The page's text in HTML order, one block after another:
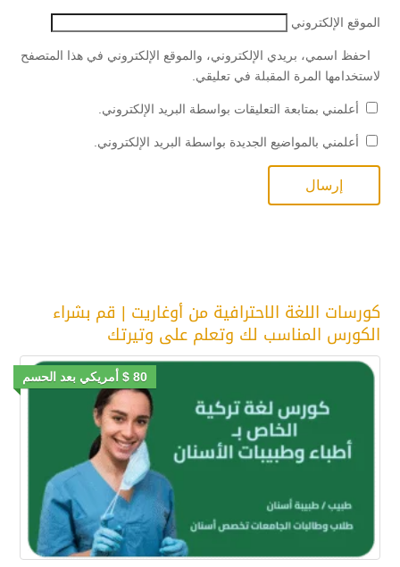
الموقع الإلكتروني
احفظ اسمي، بريدي الإلكتروني، والموقع الإلكتروني في هذا المتصفح
لاستخدامها المرة المقبلة في تعليقي.
أعلمني بمتابعة التعليقات بواسطة البريد الإلكتروني.
أعلمني بالمواضيع الجديدة بواسطة البريد الإلكتروني.
كورسات اللغة الاحترافية من أوغاريت | قم بشراء
الكورس المناسب لك وتعلم على وتيرتك
80 $ أمريكي بعد الحسم